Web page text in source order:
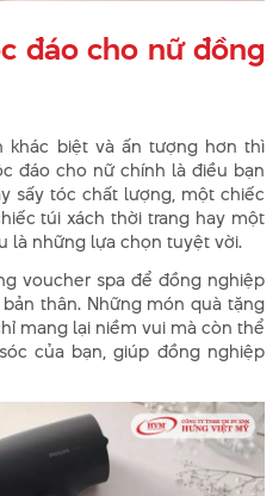
đáo cho nữ đồng
khác biệt và ấn tượng hơn thì
đáo cho nữ chính là điều bạn
sấy tóc chất lượng, một chiếc
túi xách thời trang hay một
là những lựa chọn tuyệt vời.
voucher spa để đồng nghiệp
thân. Những món quà tặng
mang lại niềm vui mà còn thể
của bạn, giúp đồng nghiệp